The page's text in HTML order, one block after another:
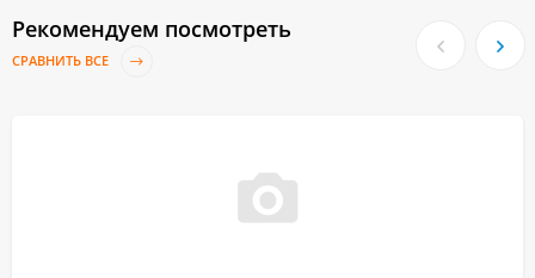
Рекомендуем посмотреть
СРАВНИТЬ ВСЕ